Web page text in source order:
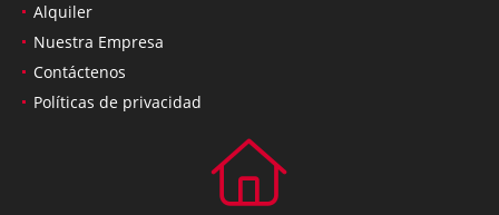
Alquiler
Nuestra Empresa
Contáctenos
Políticas de privacidad